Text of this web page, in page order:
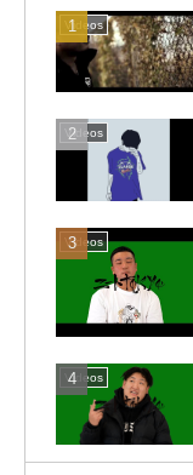
Videos
Videos
Videos
Videos